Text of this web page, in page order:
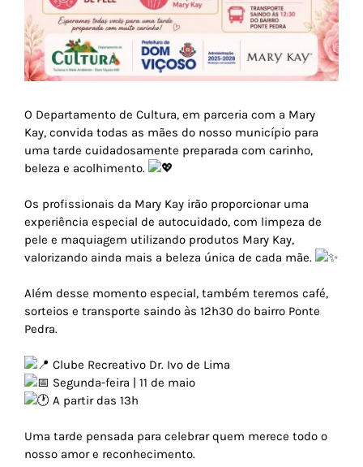
Política de Privacidade e Proteção de Dados – LGPD
Assistência Social
Educação
Cultura, Esporte e Lazer
Finanças
Obras e Serviços Urbanos
Saúde
Transportes
Como chegar?
Plano de Desenvolvimento Econômico Local de Dom Viçoso
Convênios
Despesas com Folha de Pagamento
Documentos Públicos
Portal da Transparência
Ano 2023
Licitações e Contratos
Termos Aditivos de Contratos
Aviso de Dispensa – Lei 14.133/2021
Ano 2022
Licitações e Contratos
Termos Aditivos
Aviso de Dispensa – Lei 14.133/2021
Ano 2021
Ano 2020
Ano 2019
Anos anteriores
Ano 2018
Ano 2017
Fiscalizando com o TCE
NFSe
Direito de acesso à informação – Lei nº 12.527/2011
Governo Digital – Lei nº 1.429/2021
E-SIC
Ouvidoria
Perguntas Frequentes – FAQ
O Departamento de Cultura, em parceria com a Mary
Kay, convida todas as mães do nosso município para
uma tarde cuidadosamente preparada com carinho,
beleza e acolhimento.
Os profissionais da Mary Kay irão proporcionar uma
experiência especial de autocuidado, com limpeza de
pele e maquiagem utilizando produtos Mary Kay,
valorizando ainda mais a beleza única de cada mãe.
Além desse momento especial, também teremos café,
sorteios e transporte saindo às 12h30 do bairro Ponte
Pedra.
Clube Recreativo Dr. Ivo de Lima
Segunda-feira | 11 de maio
A partir das 13h
Uma tarde pensada para celebrar quem merece todo o
nosso amor e reconhecimento.